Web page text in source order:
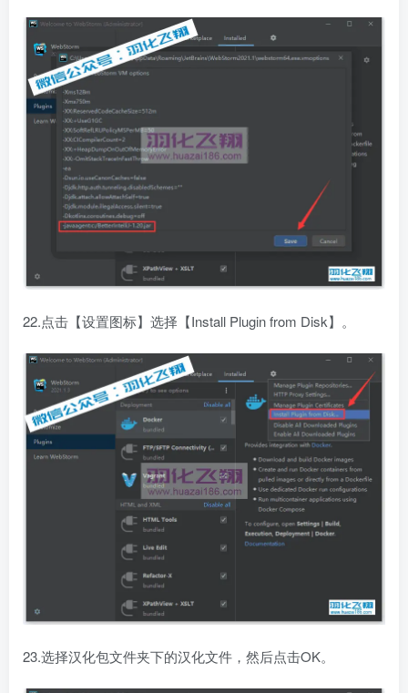
22.点击【设置图标】选择【Install Plugin from Disk】。
23.选择汉化包文件夹下的汉化文件，然后点击OK。